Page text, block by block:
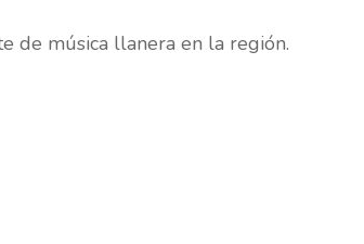
de música llanera en la región.